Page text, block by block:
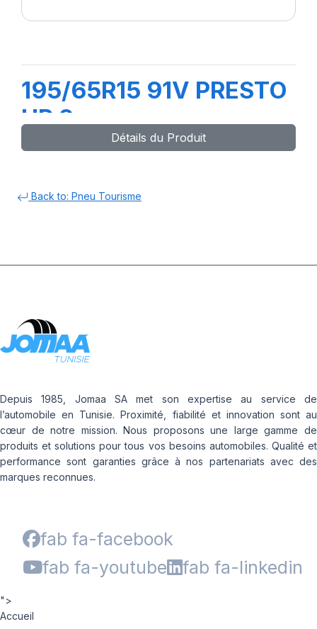
195/65R15 91V PRESTO
HP 2
Détails du Produit
Back to: Pneu Tourisme
Depuis 1985, Jomaa SA met son expertise au service de
l’automobile en Tunisie. Proximité, fiabilité et innovation sont au
cœur de notre mission. Nous proposons une large gamme de
produits et solutions pour tous vos besoins automobiles. Qualité et
performance sont garanties grâce à nos partenariats avec des
marques reconnues.
fab fa-facebook
fab fa-youtube
fab fa-linkedin
">
Accueil